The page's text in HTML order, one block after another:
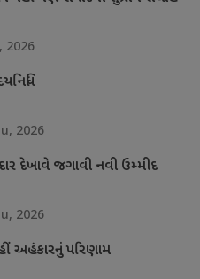
2026
2026
દેખાવે જગાવી નવી ઉમ્મીદ
2026
અહંકારનું પરિણામ